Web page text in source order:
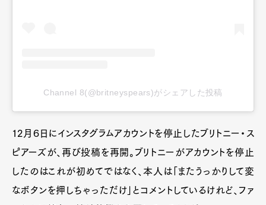
Channel 8(@britneyspears)がシェアした投稿
12月６日にインスタグラムアカウントを停止したブリトニー・ス
ピアーズが、再び投稿を再開。ブリトニーがアカウントを停止
したのはこれが初めてではなく、本人は「またうっかりして変
なボタンを押しちゃっただけ」とコメントしているけれど、ファ